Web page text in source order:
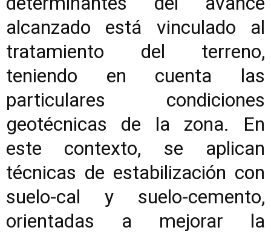
alcanzado está vinculado al
tratamiento del terreno,
teniendo en cuenta las
particulares condiciones
geotécnicas de la zona. En
este contexto, se aplican
técnicas de estabilización con
suelo-cal y suelo-cemento,
orientadas a mejorar la